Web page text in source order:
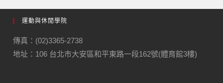
運動與休閒學院
傳真：(02)3365-2738
地址：106 台北市大安區和平東路一段162號(體育館3樓)